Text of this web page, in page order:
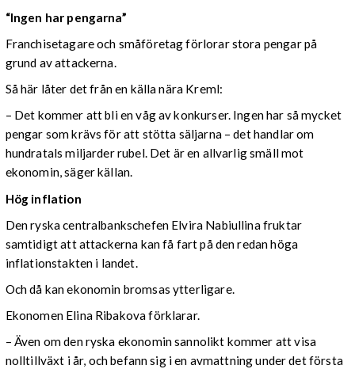
“Ingen har pengarna”
Franchisetagare och småföretag förlorar stora pengar på
grund av attackerna.
Så här låter det från en källa nära Kreml:
– Det kommer att bli en våg av konkurser. Ingen har så mycket
pengar som krävs för att stötta säljarna – det handlar om
hundratals miljarder rubel. Det är en allvarlig smäll mot
ekonomin, säger källan.
Hög inflation
Den ryska centralbankschefen Elvira Nabiullina fruktar
samtidigt att attackerna kan få fart på den redan höga
inflationstakten i landet.
Och då kan ekonomin bromsas ytterligare.
Ekonomen Elina Ribakova förklarar.
– Även om den ryska ekonomin sannolikt kommer att visa
nolltillväxt i år, och befann sig i en avmattning under det första